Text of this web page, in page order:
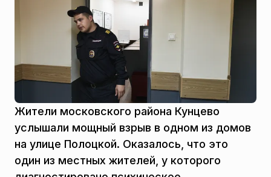
Жители московского района Кунцево
услышали мощный взрыв в одном из домов
на улице Полоцкой. Оказалось, что это
один из местных жителей, у которого